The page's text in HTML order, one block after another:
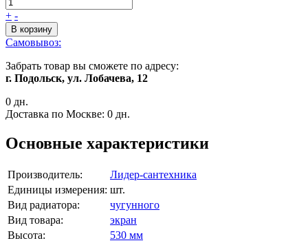
+ -
В корзину
Самовывоз:
Забрать товар вы сможете по адресу:
г. Подольск, ул. Лобачева, 12
0 дн.
Доставка по Москве: 0 дн.
Основные характеристики
Производитель:
Лидер-сантехника
Единицы измерения: шт.
Вид радиатора:
чугунного
Вид товара:
экран
Высота:
530 мм